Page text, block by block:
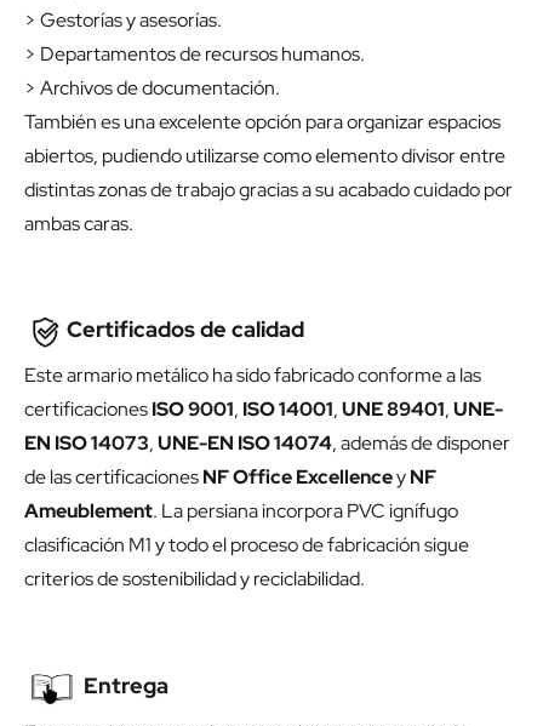
> Gestorías y asesorías.
> Departamentos de recursos humanos.
> Archivos de documentación.
También es una excelente opción para organizar espacios
abiertos, pudiendo utilizarse como elemento divisor entre
distintas zonas de trabajo gracias a su acabado cuidado por
ambas caras.
Certificados de calidad
Este armario metálico ha sido fabricado conforme a las
certificacionesISO 9001, ISO 14001,UNE 89401,UNE-
EN ISO 14073,UNE-EN ISO 14074, además de disponer
de las certificacionesNF Office ExcellenceyNF
Ameublement. La persiana incorpora PVC ignífugo
clasificación M1 y todo el proceso de fabricación sigue
criterios de sostenibilidad y reciclabilidad.
Entrega